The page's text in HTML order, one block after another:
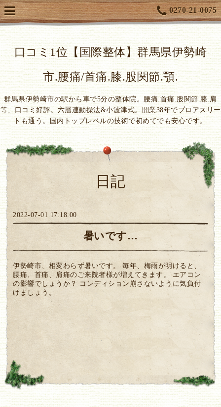
0270-21-0075
口コミ1位【国際整体】群馬県伊勢崎
市.腰痛/首痛.膝.股関節.顎.
群馬県伊勢崎市の駅から車で5分の整体院。腰痛.首痛.股関節.膝.肩
等、口コミ好評。六層連動操法&小波津式。開業38年でプロアスリー
トも通う。国内トップレベルの技術で初めてでも安心です。
日記
2022-07-01 17:18:00
暑いです…
伊勢崎市、相変わらず暑いです。 毎年、梅雨が明けると、
腰痛、首痛、肩痛のご来院者様が増えてきます。 エアコン
の影響でしょうか？ コンディション崩さないように気負付
けましょう。